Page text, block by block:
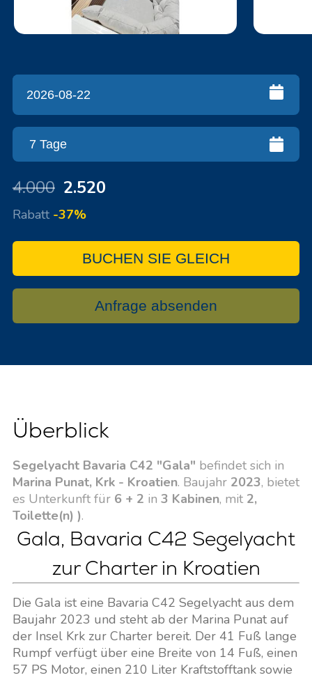
4.000 2.520
Rabatt -37%
BUCHEN SIE GLEICH
Anfrage absenden
Überblick
Segelyacht Bavaria C42 "Gala" befindet sich in
Marina Punat, Krk - Kroatien. Baujahr 2023, bietet
es Unterkunft für 6 + 2 in 3 Kabinen, mit 2,
Toilette(n) ).
Gala, Bavaria C42 Segelyacht
zur Charter in Kroatien
Die Gala ist eine Bavaria C42 Segelyacht aus dem
Baujahr 2023 und steht ab der Marina Punat auf
der Insel Krk zur Charter bereit. Der 41 Fuß lange
Rumpf verfügt über eine Breite von 14 Fuß, einen
57 PS Motor, einen 210 Liter Kraftstofftank sowie